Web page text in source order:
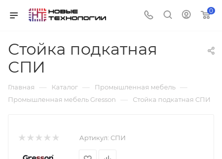
0
Стойка подкатная
СПИ
Главная — Каталог — Промышленная мебель —
Промышленная мебель Gresson — Стойка подкатная СПИ
Артикул: СПИ